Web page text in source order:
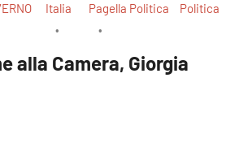
Italia Pagella Politica Politica
alla Camera, Giorgia